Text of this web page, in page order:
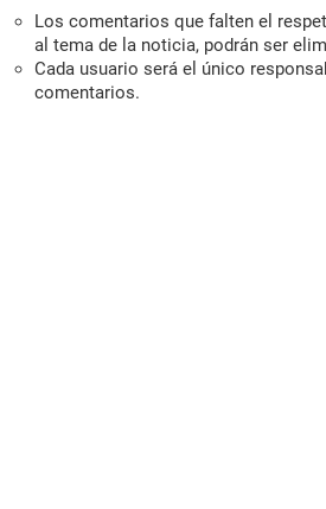
Los comentarios que falten el
al tema de la noticia, podrán ser
Cada usuario será el único
comentarios.